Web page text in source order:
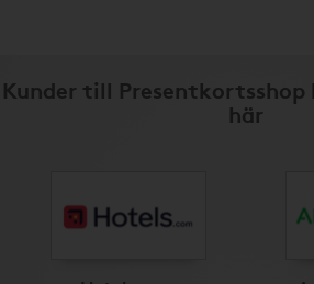
Kunder till
här